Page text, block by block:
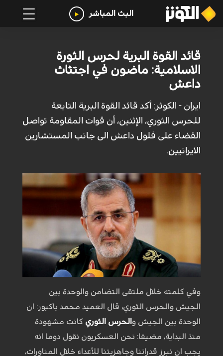
البث المباشر
قائد القوة البرية لحرس الثورة
الاسلامية: ماضون في اجتثاث
داعش
ايران - الكوثر: أكد قائد القوة البرية التابعة
للحرس الثوري، الإثنين، أن قوات المقاومة تواصل
القضاء على فلول داعش الى جانب المستشارين
الايرانيين.
وفي كلمته خلال ملتقى التضامن والوحدة بين
الجيش والحرس الثوري، قال العميد محمد باكبور: ان
الوحدة بين الجيش و الحرس الثوري كانت مشهودة
منذ البداية، مضيفا: نحن العسكريون نقول دوما انه
يجب ان نبرز قدراتنا وجاهزيتنا للأعداء خلال المناورات،